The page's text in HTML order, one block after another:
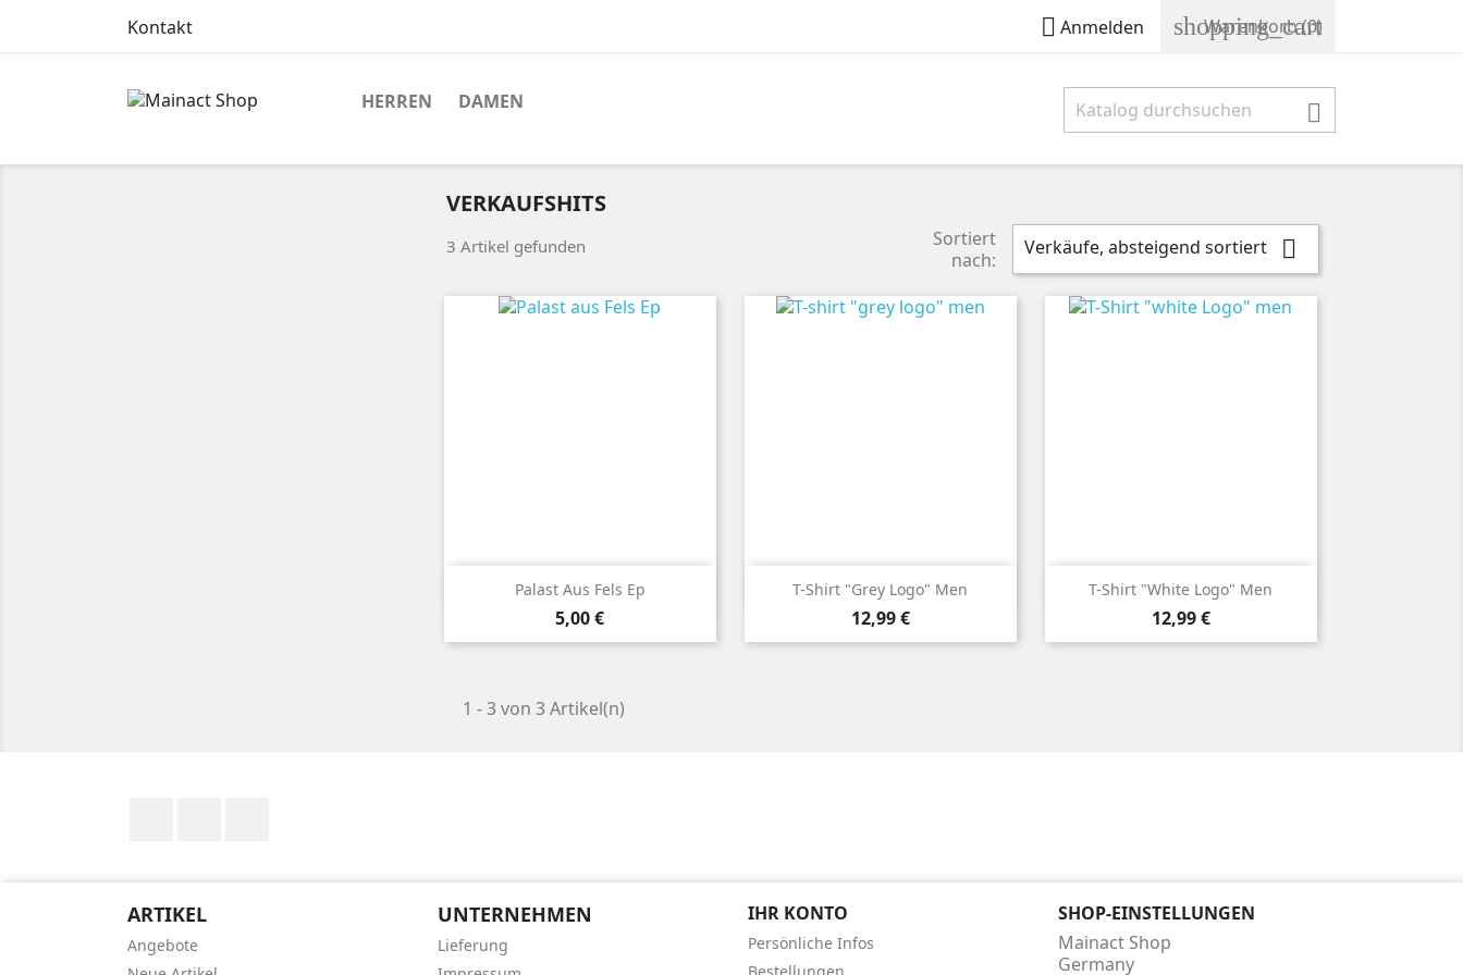
Kontakt  Anmelden shopping_cart
Warenkorb(0)
HERREN DAMEN 
VERKAUFSHITS
3 Artikel gefunden
Sortiert
nach:
Verkäufe, absteigend sortiert 
Palast Aus Fels Ep
Preis
5,00 €
 Vorschau T-Shirt "grey Logo" Men
Preis
12,99 €
 Vorschau T-Shirt "white Logo" Men
Preis
12,99 €
 Vorschau
1 - 3 von 3 Artikel(n)
ARTIKEL
Angebote
UNTERNEHMEN
Lieferung
IHR KONTO
Persönliche Infos
SHOP-EINSTELLUNGEN
Mainact Shop
Germany